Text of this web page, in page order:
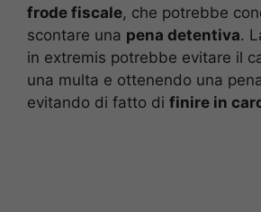
frode fiscale, che potrebbe
scontare una pena detentiva.
in extremis potrebbe evitare il
una multa e ottenendo una
evitando di fatto di finire in